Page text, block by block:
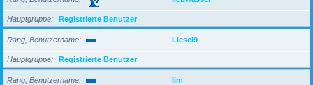
Hauptgruppe Registrierte Benutzer
Rang, Benutzername Liesel9
Hauptgruppe Registrierte Benutzer
Rang, Benutzername lim